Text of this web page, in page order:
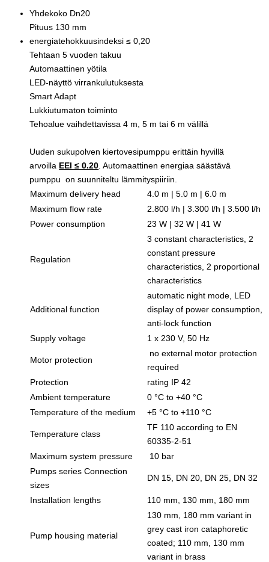
Yhdekoko Dn20
Pituus 130 mm
energiatehokkuusindeksi ≤ 0,20
Tehtaan 5 vuoden takuu
Automaattinen yötila
LED-näyttö virrankulutuksesta
Smart Adapt
Lukkiutumaton toiminto
Tehoalue vaihdettavissa 4 m, 5 m tai 6 m välillä
Uuden sukupolven kiertovesipumppu erittäin hyvillä
arvoilla EEI ≤ 0.20 . Automaattinen energiaa säästävä
pumppu on suunniteltu lämmityspiiriin.
Maximum delivery head
4.0 m | 5.0 m | 6.0 m
Maximum flow rate
2.800 l/h | 3.300 l/h | 3.500 l/h
Power consumption
23 W | 32 W | 41 W
Regulation
3 constant characteristics, 2
constant pressure
characteristics, 2 proportional
characteristics
Additional function
automatic night mode, LED
display of power consumption,
anti-lock function
Supply voltage
1 x 230 V, 50 Hz
Motor protection
no external motor protection
required
Protection
rating IP 42
Ambient temperature
0 °C to +40 °C
Temperature of the medium
+5 °C to +110 °C
Temperature class
TF 110 according to EN
60335-2-51
Maximum system pressure
10 bar
Pumps series Connection
sizes
DN 15, DN 20, DN 25, DN 32
Installation lengths 110 mm, 130 mm, 180 mm
Pump housing material
130 mm, 180 mm variant in
grey cast iron cataphoretic
coated; 110 mm, 130 mm
variant in brass